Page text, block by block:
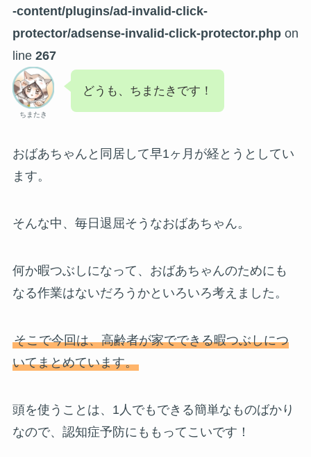
-content/plugins/ad-invalid-click-
protector/adsense-invalid-click-protector.phpon
line 267
ちまたき
どうも、ちまたきです！
おばあちゃんと同居して早1ヶ月が経とうとしてい
ます。
そんな中、毎日退屈そうなおばあちゃん。
何か暇つぶしになって、おばあちゃんのためにも
なる作業はないだろうかといろいろ考えました。
そこで今回は、高齢者が家でできる暇つぶしにつ
いてまとめています。
頭を使うことは、1人でもできる簡単なものばかり
なので、認知症予防にももってこいです！